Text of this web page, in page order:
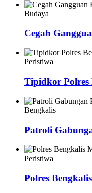
Budaya
Cegah
Peristiwa
Tipidkor Polres
Bengkalis
Patroli
Peristiwa
Polres